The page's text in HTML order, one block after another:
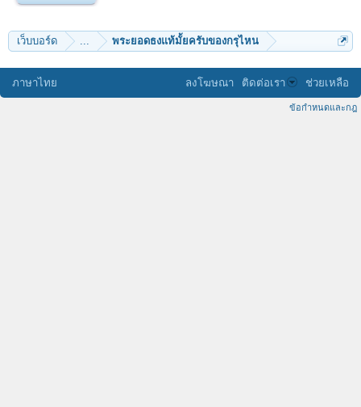
เว็บบอร์ด ... พระยอดธงแท้มั้ยครับของกรุไหน
ภาษาไทย ลงโฆษณา ติดต่อเรา ช่วยเหลือ
ข้อกำหนดและกฎ